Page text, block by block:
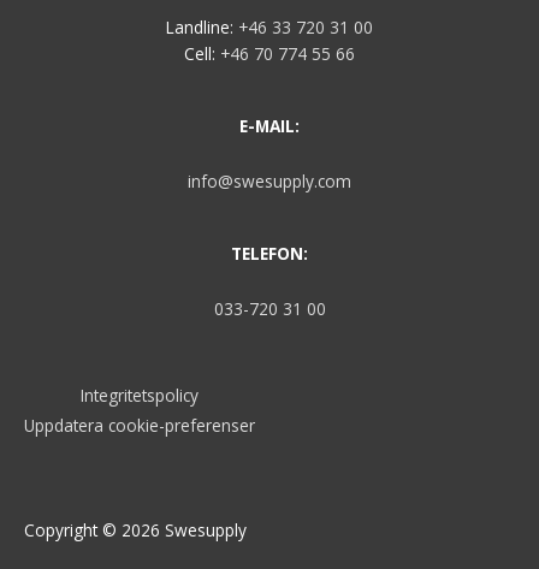
Landline: +46 33 720 31 00
Cell: +46 70 774 55 66
E-MAIL:
info@swesupply.com
TELEFON:
033-720 31 00
Integritetspolicy
Uppdatera cookie-preferenser
Copyright © 2026 Swesupply